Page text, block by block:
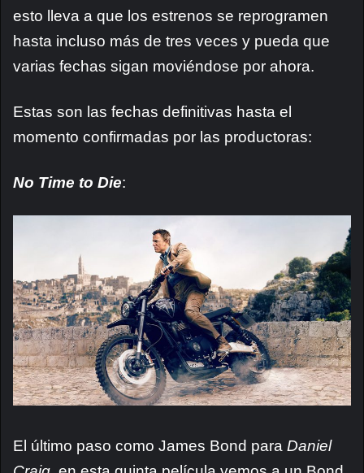
esto lleva a que los estrenos se reprogramen
hasta incluso más de tres veces y pueda que
varias fechas sigan moviéndose por ahora.
Estas son las fechas definitivas hasta el
momento confirmadas por las productoras:
No Time to Die:
El último paso como James Bond para Daniel